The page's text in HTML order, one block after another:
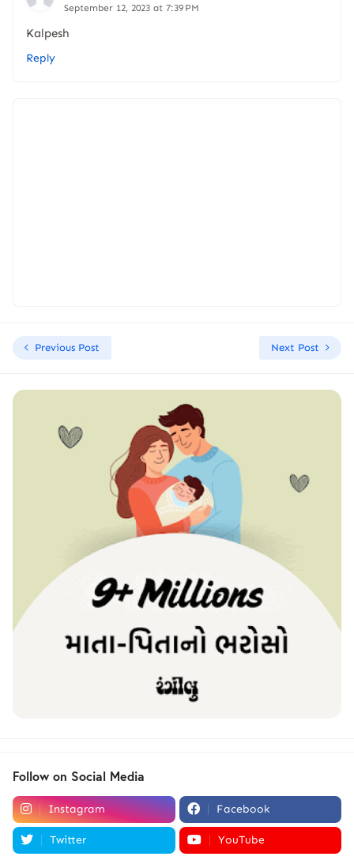
September 12, 2023 at 7:39 PM
Kalpesh
Reply
Previous Post Next Post
Follow on Social Media
Instagram Facebook
Twitter YouTube